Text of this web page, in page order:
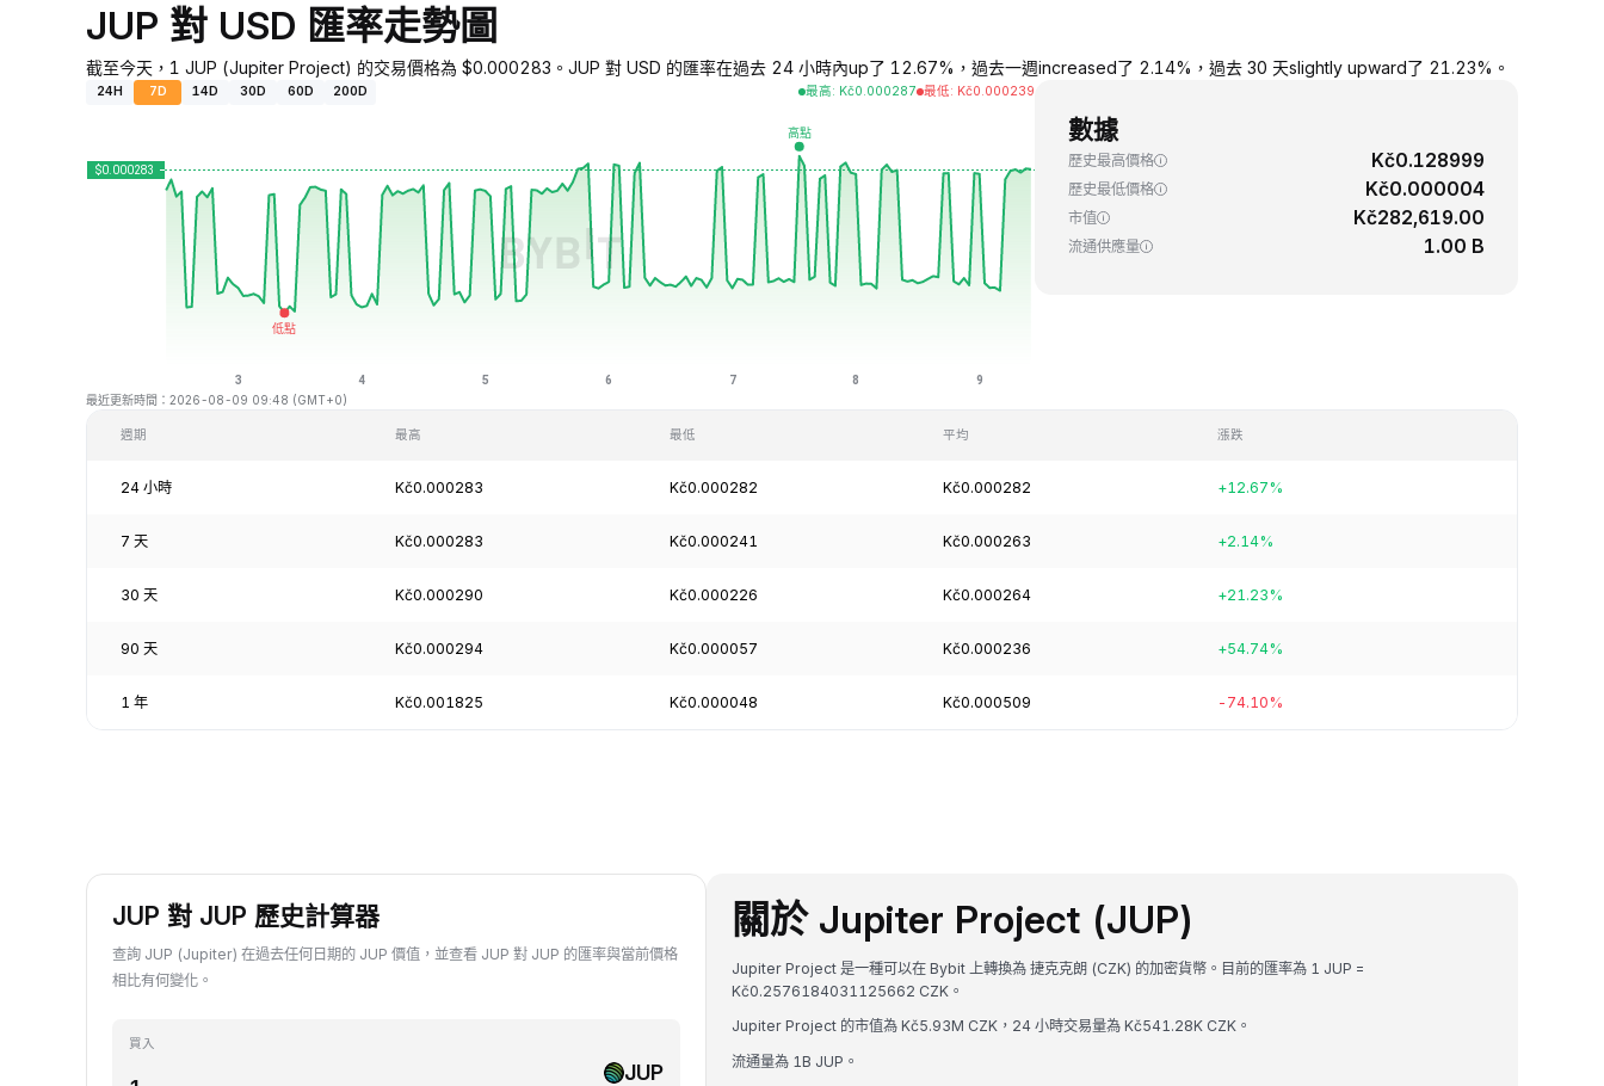
JUP 對 USD 匯率走勢圖
截至今天，1 JUP (Jupiter Project) 的交易價格為 $0.000283。JUP 對 USD 的匯率在過去 24 小時內up了 12.67%，過去一週increased了 2.14%，過去 30 天slightly upward了 21.23%。
24H 7D 14D 30D 60D 200D 最高: Kč0.000287 最低: Kč0.000239
最近更新時間：2026-08-09 09:48 (GMT+0)
數據
歷史最高價格 Kč0.128999
歷史最低價格 Kč0.000004
市值 Kč282,619.00
流通供應量 1.00 B
週期 最高 最低 平均 漲跌
24 小時 Kč0.000283 Kč0.000282 Kč0.000282 +12.67%
7 天 Kč0.000283 Kč0.000241 Kč0.000263 +2.14%
30 天 Kč0.000290 Kč0.000226 Kč0.000264 +21.23%
90 天 Kč0.000294 Kč0.000057 Kč0.000236 +54.74%
1 年 Kč0.001825 Kč0.000048 Kč0.000509 -74.10%
JUP 對 JUP 歷史計算器
查詢 JUP (Jupiter) 在過去任何日期的 JUP 價值，並查看 JUP 對 JUP 的匯率與當前價格
相比有何變化。
買入
JUP
關於 Jupiter Project (JUP)
Jupiter Project 是一種可以在 Bybit 上轉換為 捷克克朗 (CZK) 的加密貨幣。目前的匯率為 1 JUP =
Kč0.2576184031125662 CZK。
Jupiter Project 的市值為 Kč5.93M CZK，24 小時交易量為 Kč541.28K CZK。
流通量為 1B JUP。